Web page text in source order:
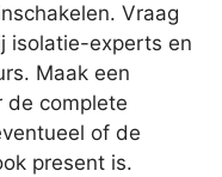
Vraag
isolatie-experts en
Maak een
de complete
of de
present is.